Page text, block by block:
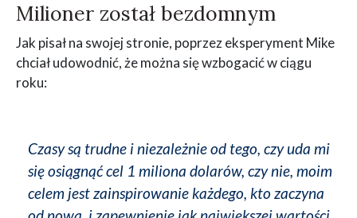
Milioner został bezdomnym
Jak pisał na swojej stronie, poprzez eksperyment Mike
chciał udowodnić, że można się wzbogacić w ciągu
roku:
Czasy są trudne i niezależnie od tego, czy uda mi
się osiągnąć cel 1 miliona dolarów, czy nie, moim
celem jest zainspirowanie każdego, kto zaczyna